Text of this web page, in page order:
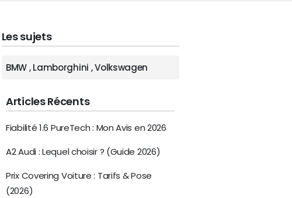
Les sujets
BMW,Lamborghini ,Volkswagen
Articles Récents
Fiabilité 1.6 PureTech : Mon Avis en 2026
A2 Audi : Lequel choisir ? (Guide 2026)
Prix Covering Voiture : Tarifs & Pose
(2026)